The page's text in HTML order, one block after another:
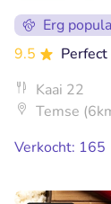
Erg
9.5
Perfect
Kaai 22
Temse
Verkocht: 165